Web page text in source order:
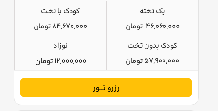
یک تخته
146,060,000 تومان
کودک با تخت
84,670,000 تومان
کودک بدون تخت
57,900,000 تومان
نوزاد
12,000,000 تومان
رزرو تــور